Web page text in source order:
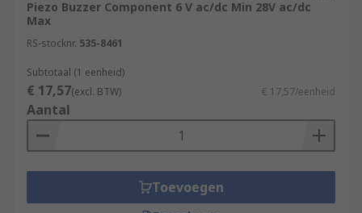
Piezo Buzzer Component 6 V ac/dc Min 28V ac/dc
Max
RS-stocknr. 535-8461
Subtotaal (1 eenheid)
€ 17,57(excl. BTW) € 17,57/eenheid
Aantal
Toevoegen